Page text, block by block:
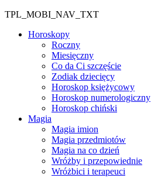
TPL_MOBI_NAV_TXT
Horoskopy
Roczny
Miesięczny
Co da Ci szczęście
Zodiak dziecięcy
Horoskop księżycowy
Horoskop numerologiczny
Horoskop chiński
Magia
Magia imion
Magia przedmiotów
Magia na co dzień
Wróżby i przepowiednie
Wróżbici i terapeuci